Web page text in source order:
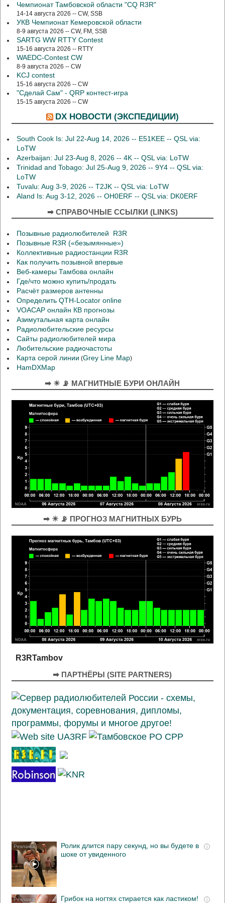
Чемпионат Тамбовской области "CQ R3R"
14-14 августа 2026 -- CW, SSB
УКВ Чемпионат Кемеровской области
8-9 августа 2026 -- CW, FM, SSB
SARTG WW RTTY Contest
15-16 августа 2026 -- RTTY
WAEDC-Contest CW
8-9 августа 2026 -- CW
KCJ contest
15-16 августа 2026 -- CW
"Сделай Сам" - QRP контест-игра
15-15 августа 2026 -- CW
DX НОВОСТИ (ЭКСПЕДИЦИИ)
South Cook Is: Jul 22-Aug 14, 2026 -- E51KEE -- QSL via:
LoTW
Azerbaijan: Jul 23-Aug 8, 2026 -- 4K -- QSL via: LoTW
Trinidad and Tobago: Jul 25-Aug 9, 2026 -- 9Y4 -- QSL via:
LoTW
Tuvalu: Aug 3-9, 2026 -- T2JK -- QSL via: LoTW
Aland Is: Aug 3-12, 2026 -- OH0ERF -- QSL via: DK0ERF
➡ СПРАВОЧНЫЕ ССЫЛКИ (LINKS)
Позывные радиолюбителей R3R
Позывные R3R («безымянные»)
Коллективные радиостанции R3R
Как получить позывной впервые
Веб-камеры Тамбова онлайн
Где/что можно купить/продать
Расчёт размеров антенны
Определить QTH-Locator online
VOACAP онлайн КВ прогнозы
Азимутальная карта онлайн
Радиолюбительские ресурсы
Сайты радиолюбителей мира
Любительские радиочастоты
Карта серой линии (Grey Line Map)
HamDXMap
➡ ☀ 📡 МАГНИТНЫЕ БУРИ ОНЛАЙН
➡ ☀ 📡 ПРОГНОЗ МАГНИТНЫХ БУРЬ
R3RTambov
➡ ПАРТНЁРЫ (SITE PARTNERS)
i
Ролик длится пару секунд, но вы будете в
шоке от увиденного
i
Грибок на ногтях стирается как ластиком!